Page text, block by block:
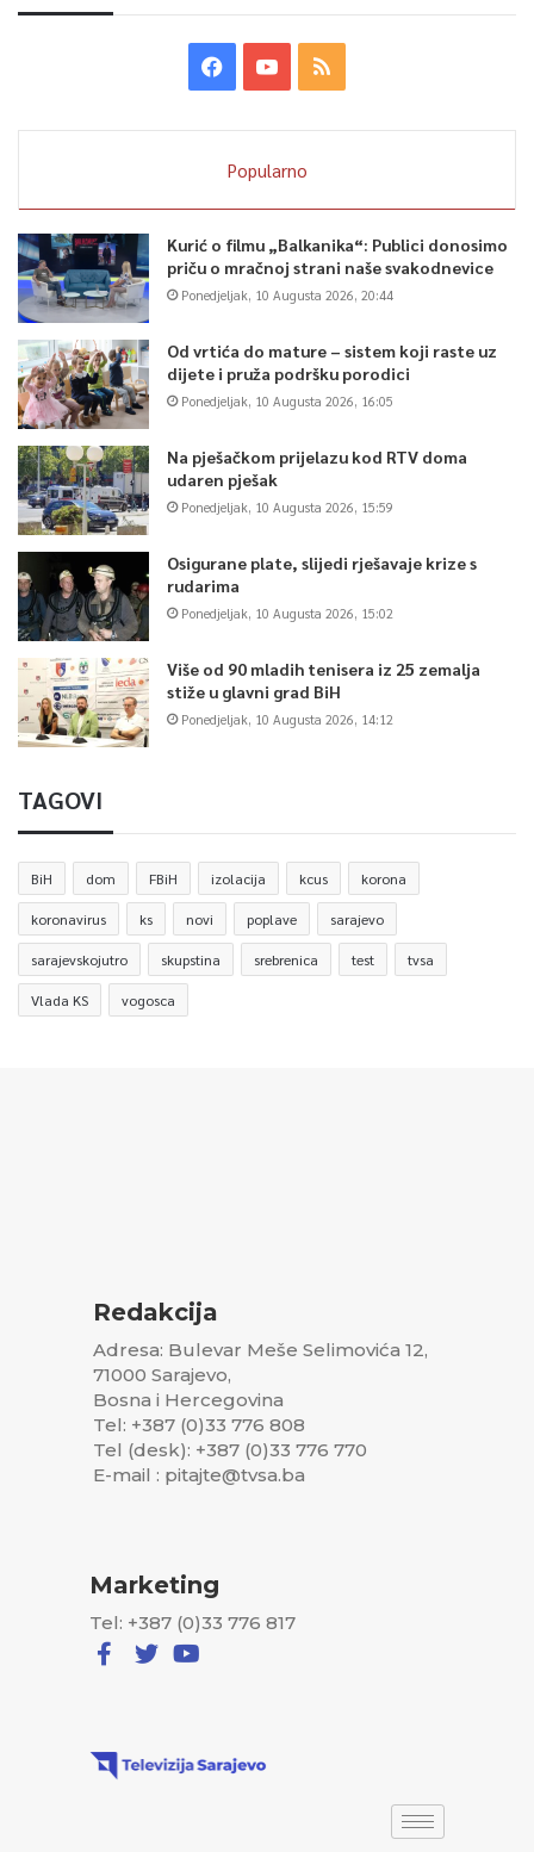
Popularno
Kurić o filmu „Balkanika“: Publici donosimo
priču o mračnoj strani naše svakodnevice
Ponedjeljak, 10 Augusta 2026, 20:44
Od vrtića do mature – sistem koji raste uz
dijete i pruža podršku porodici
Ponedjeljak, 10 Augusta 2026, 16:05
Na pješačkom prijelazu kod RTV doma
udaren pješak
Ponedjeljak, 10 Augusta 2026, 15:59
Osigurane plate, slijedi rješavaje krize s
rudarima
Ponedjeljak, 10 Augusta 2026, 15:02
Više od 90 mladih tenisera iz 25 zemalja
stiže u glavni grad BiH
Ponedjeljak, 10 Augusta 2026, 14:12
TAGOVI
BiH dom FBiH izolacija kcus korona
koronavirus ks novi poplave sarajevo
sarajevskojutro skupstina srebrenica test tvsa
Vlada KS vogosca
Redakcija
Adresa: Bulevar Meše Selimovića 12,
71000 Sarajevo,
Bosna i Hercegovina
Tel: +387 (0)33 776 808
Tel (desk): +387 (0)33 776 770
E-mail : pitajte@tvsa.ba
Marketing
Tel: +387 (0)33 776 817